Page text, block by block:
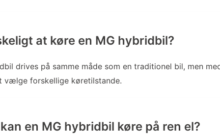
at køre en MG hybridbil?
drives på samme måde som en traditionel bil, men
vælge forskellige køretilstande.
en MG hybridbil køre på ren el?